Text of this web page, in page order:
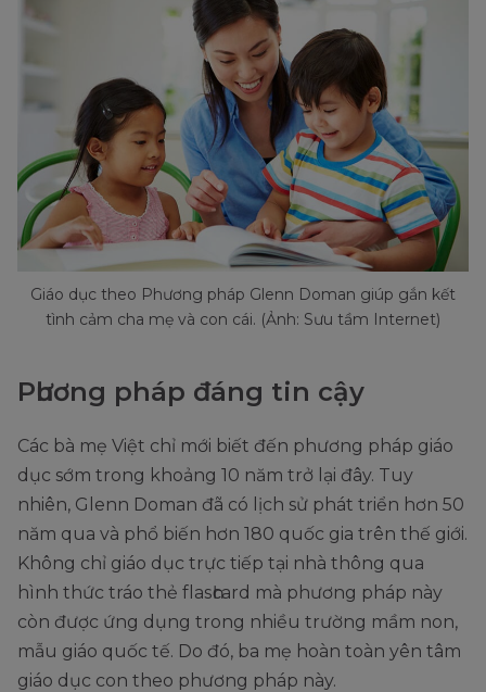
Giáo dục theo Phương pháp Glenn Doman giúp gắn kết
tình cảm cha mẹ và con cái. (Ảnh: Sưu tầm Internet)
Pһương pháp đáng tin cậy
Các bà mẹ Việt chỉ mới biết đến phương pháp giáo
dục sớm trong khoảng 10 năm trở lại đây. Tuy
nhiên, Glenn Doman đã có lịch sử phát triển hơn 50
năm qua và phổ biến hơn 180 quốc gia trên thế giới.
Không chỉ giáo dục trực tiếp tại nhà thông qua
hình thức tráo thẻ flaѕһᴄard mà phương pháp này
còn được ứng dụng trong nhiều trường mầm non,
mẫu giáo quốc tế. Do đó, ba mẹ hoàn toàn yên tâm
giáo dục con theo phương pháp này.